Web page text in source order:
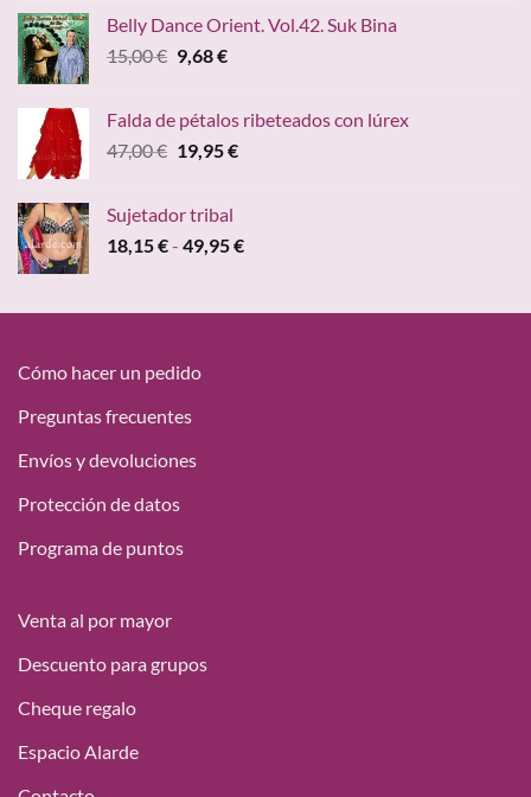
era:
15,00 €.
es:
9,68 €.
Belly Dance Orient. Vol.42. Suk Bina
15,00€ El
era:
15,00 €.
9,68€El
es:
9,68 €.
Falda de pétalos ribeteados con lúrex
47,00€ El
era:
47,00 €.
19,95€El
19,95 €.
Sujetador tribal
18,15€- 49,95€Rango
desde
Cómo hacer un pedido
Preguntas frecuentes
Envíos y devoluciones
Protección de datos
Programa de puntos
Venta al por mayor
Descuento para grupos
Cheque regalo
Espacio Alarde